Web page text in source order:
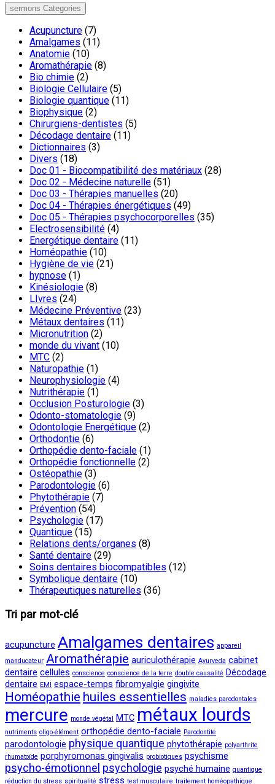
sermons Categories
Acupuncture (7)
Amalgames (11)
Anatomie (10)
Aromathérapie (8)
Bio chimie (2)
Biologie Cellulaire (5)
Biologie quantique (11)
Biophysique (2)
Chirurgiens-dentistes (5)
Décodage dentaire (11)
Dictionnaires (3)
Divers (18)
Doc 01 - Biocompatibilité des matériaux (28)
Doc 02 - Médecine naturelle (51)
Doc 03 - Thérapies manuelles (20)
Doc 04 - Thérapies énergétiques (49)
Doc 05 - Thérapies psychocorporelles (35)
Electrosensibilité (4)
Energétique dentaire (11)
Homéopathie (10)
Hygiène de vie (21)
hypnose (1)
Kinésiologie (8)
LIvres (24)
Médecine Préventive (23)
Métaux dentaires (11)
Micronutrition (2)
monde du vivant (10)
MTC (2)
Naturopathie (1)
Neurophysiologie (4)
Nutrithérapie (1)
Occlusion Posturologie (3)
Odonto-stomatologie (9)
Odontologie Energétique (2)
Orthodontie (6)
Orthopédie dento-faciale (1)
Orthopédie fonctionnelle (2)
Ostéopathie (3)
Parodontologie (6)
Phytothérapie (7)
Prévention (54)
Psychologie (17)
Quantique (15)
Relations dents/organes (8)
Santé dentaire (29)
Soins dentaires biocompatibles (12)
Symbolique dentaire (10)
Thérapeutiques naturelles (36)
Tri par mot-clé
acupuncture Amalgames dentaires appareil
manducateur Aromathérapie auriculothérapie Ayurveda cabinet
dentaire cellules conscience conscience de la terre double causalité Décodage
dentaire EMI espace-temps fibromyalgie gingivite
Homéopathie huiles essentielles maladies parodontales
mercure monde végétal MTC métaux lourds
nutriments oligo-élément orthopédie dento-faciale Parodontite
parodontologie physique quantique phytothérapie polyarthrite
rhumatoïde porphyromonas gingivalis probiotiques psychisme
psycho-émotionnel psychologie psyché humaine quantique
réduction du stress spiritualité stress test musculaire traitement homéopathique